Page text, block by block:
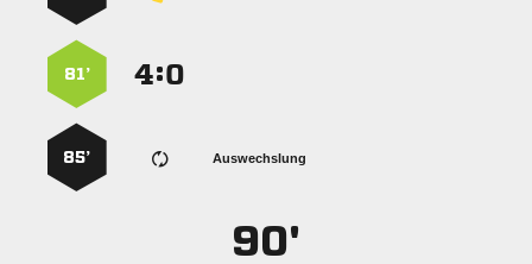
:
81’
Auswechslung
85’
90'